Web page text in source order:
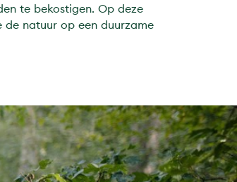
te bekostigen. Op deze
natuur op een duurzame